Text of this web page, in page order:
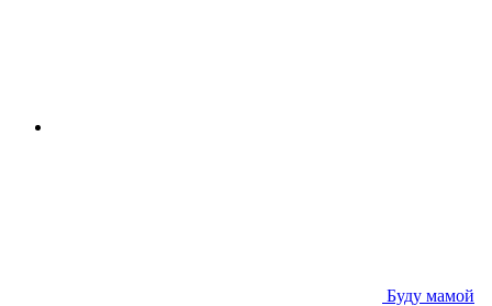
Буду мамой